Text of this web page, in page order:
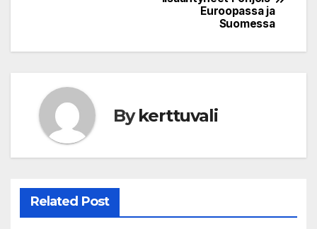
Euroopassa ja
Suomessa
Bykerttuvali
Related Post